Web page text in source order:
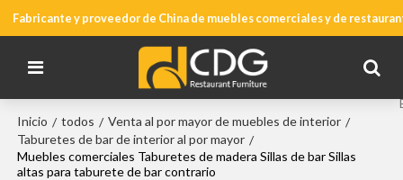
Fabricante y proveedor de China de muebles comerciales y de
Inicio / todos / Venta al por mayor de muebles de interior /
Taburetes de bar de interior al por mayor /
Muebles comerciales Taburetes de madera Sillas de bar Sillas
altas para taburete de bar contrario